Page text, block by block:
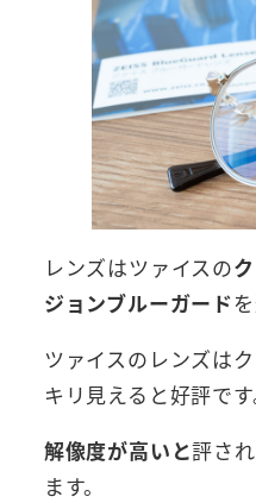
レンズはツァイスの
ジョンブルーガード
ツァイスのレンズは
キリ見えると好評です
解像度が高いと評さ
ます。